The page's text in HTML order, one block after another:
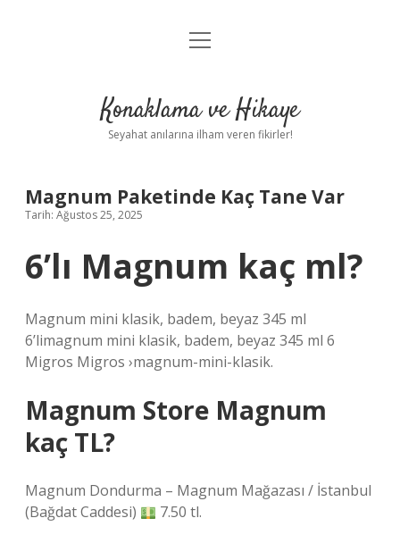
Anasayfa
Yasal Uyarı
menüyü
Konaklama ve Hikaye
Seyahat anılarına ilham veren fikirler!
Magnum Paketinde Kaç Tane Var
Tarih: Ağustos 25, 2025
6’lı Magnum kaç ml?
Magnum mini klasik, badem, beyaz 345 ml
6’limagnum mini klasik, badem, beyaz 345 ml 6
Migros Migros ›magnum-mini-klasik.
Magnum Store Magnum
kaç TL?
Magnum Dondurma – Magnum Mağazası / İstanbul
(Bağdat Caddesi)
7.50 tl.